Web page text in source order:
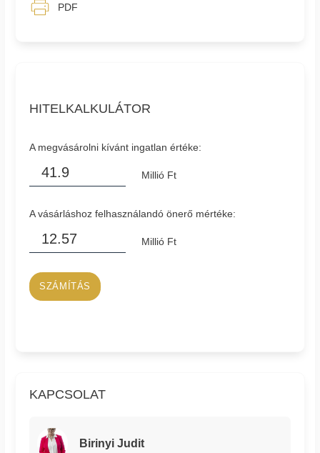
HITELKALKULÁTOR
A megvásárolni kívánt ingatlan értéke:
Millió Ft
A vásárláshoz felhasználandó önerő mértéke:
Millió Ft
SZÁMÍTÁS
KAPCSOLAT
Birinyi Judit
PDF